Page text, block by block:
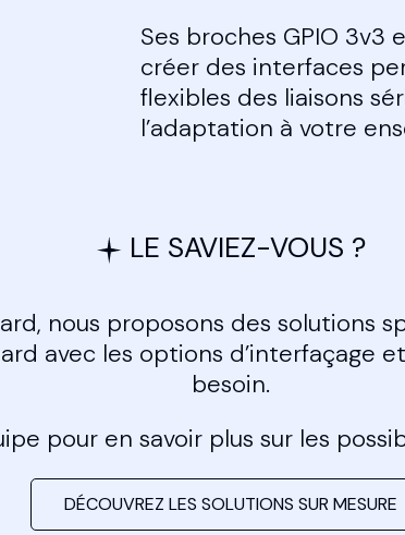
Ses broches GPIO
créer des interfaces
flexibles des liaisons
l’adaptation à votre
LE SAVIEZ-VOUS ?
nous proposons des solutions
avec les options d’interfaçage
besoin.
pour en savoir plus sur les
DÉCOUVREZ LES SOLUTIONS SUR MESURE